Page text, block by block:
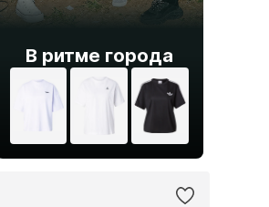
В ритме города